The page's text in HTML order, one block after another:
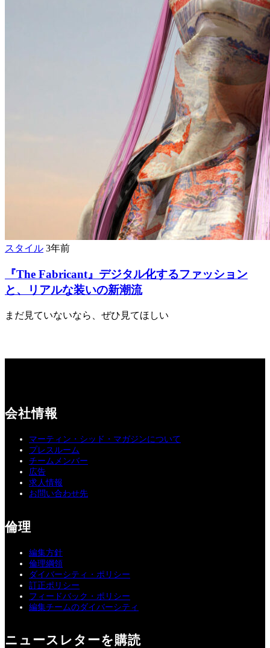
スタイル 3年前
『The Fabricant』デジタル化するファッション
と、リアルな装いの新潮流
まだ見ていないなら、ぜひ見てほしい
会社情報
マーティン・シッド・マガジンについて
プレスルーム
チームメンバー
広告
求人情報
お問い合わせ先
倫理
編集方針
倫理綱領
ダイバーシティ・ポリシー
訂正ポリシー
フィードバック・ポリシー
編集チームのダイバーシティ
ニュースレターを購読